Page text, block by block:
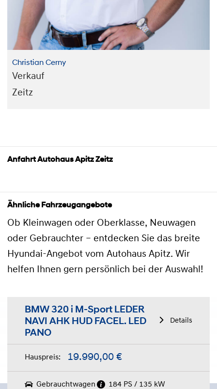
Christian Cerny
Verkauf
Zeitz
Anfahrt Autohaus Apitz Zeitz
Ähnliche Fahrzeugangebote
Ob Kleinwagen oder Oberklasse, Neuwagen
oder Gebrauchter – entdecken Sie das breite
Hyundai-Angebot vom Autohaus Apitz. Wir
helfen Ihnen gern persönlich bei der Auswahl!
BMW 320 i M-Sport LEDER
NAVI AHK HUD FACEL. LED
PANO
Details
Hauspreis: 19.990,00 €
Gebrauchtwagen 184 PS / 135 kW